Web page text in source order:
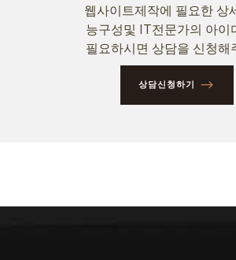
웹사이트제작에 필요한 상
능구성및 IT전문가의 아이
필요하시면 상담을 신청해
상담신청하기